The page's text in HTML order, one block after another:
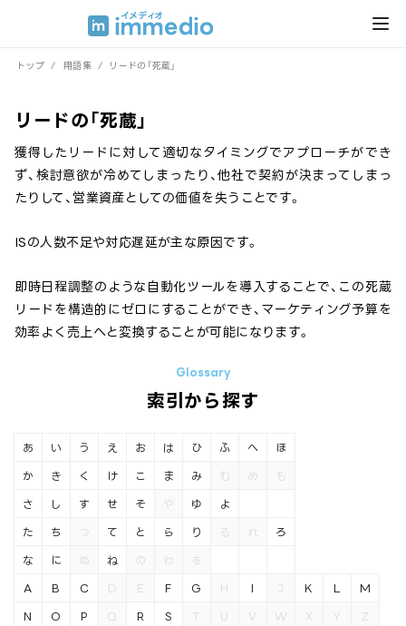
トップ / 用語集 / リードの「死蔵」
リードの「死蔵」
獲得したリードに対して適切なタイミングでアプローチができ
ず、検討意欲が冷めてしまったり、他社で契約が決まってしまっ
たりして、営業資産としての価値を失うことです。
ISの人数不足や対応遅延が主な原因です。
即時日程調整のような自動化ツールを導入することで、この死蔵
リードを構造的にゼロにすることができ、マーケティング予算を
効率よく売上へと変換することが可能になります。
索引から探す
あ い う え お
か き く け こ
さ し す せ そ
た ち つ て と
な に ぬ ね の
は ひ ふ へ ほ
ま み む め も
や ゆ よ
ら り る れ ろ
わ を
A B C D E F G H I J K L M
N O P Q R S T U V W X Y Z